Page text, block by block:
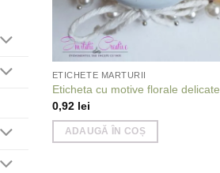
ETICHETE MARTURII
Eticheta cu motive florale delicate
0,92 lei
ADAUGĂ ÎN COȘ